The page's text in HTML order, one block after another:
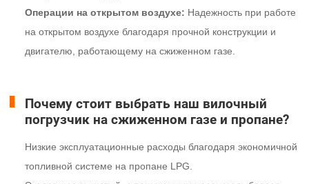
Операции на открытом воздухе: Надежность при работе
на открытом воздухе благодаря прочной конструкции и
двигателю, работающему на сжиженном газе.
Почему стоит выбрать наш вилочный
погрузчик на сжиженном газе и пропане?
Низкие эксплуатационные расходы благодаря экономичной
топливной системе на пропане LPG.